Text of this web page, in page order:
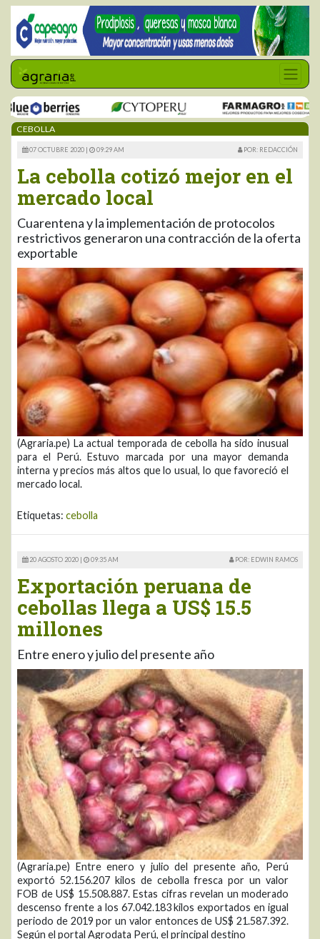
CEBOLLA
07 OCTUBRE 2020 | 09:29 AM POR: REDACCIÓN
La cebolla cotizó mejor en el
mercado local
Cuarentena y la implementación de protocolos
restrictivos generaron una contracción de la oferta
exportable
(Agraria.pe) La actual temporada de cebolla ha sido inusual
para el Perú. Estuvo marcada por una mayor demanda
interna y precios más altos que lo usual, lo que favoreció el
mercado local.
Etiquetas: cebolla
20 AGOSTO 2020 | 09:35 AM POR: EDWIN RAMOS
Exportación peruana de
cebollas llega a US$ 15.5
millones
Entre enero y julio del presente año
(Agraria.pe) Entre enero y julio del presente año, Perú
exportó 52.156.207 kilos de cebolla fresca por un valor
FOB de US$ 15.508.887. Estas cifras revelan un moderado
descenso frente a los 67.042.183 kilos exportados en igual
periodo de 2019 por un valor entonces de US$ 21.587.392.
Según el portal Agrodata Perú, el principal destino